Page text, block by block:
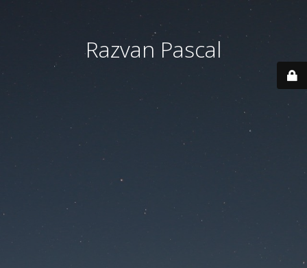
Razvan Pascal